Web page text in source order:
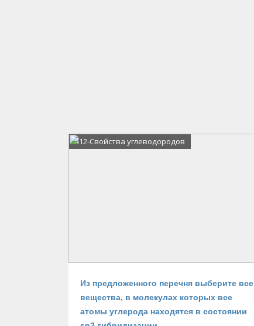
А12-Свойства углеводородов
Из предложенного перечня выберите все
вещества, в молекулах которых все
атомы углерода находятся в состоянии